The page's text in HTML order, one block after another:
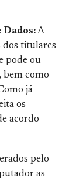
Dados:A
dos titulares
pode ou
bem como
já
os
acordo
pelo
as